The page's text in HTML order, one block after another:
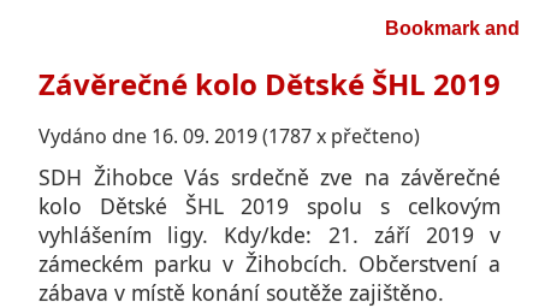
Závěrečné kolo Dětské ŠHL 2019
Vydáno dne 16. 09. 2019 (1787 x přečteno)
SDH Žihobce Vás srdečně zve na závěrečné
kolo Dětské ŠHL 2019 spolu s celkovým
vyhlášením ligy. Kdy/kde: 21. září 2019 v
zámeckém parku v Žihobcích. Občerstvení a
zábava v místě konání soutěže zajištěno.